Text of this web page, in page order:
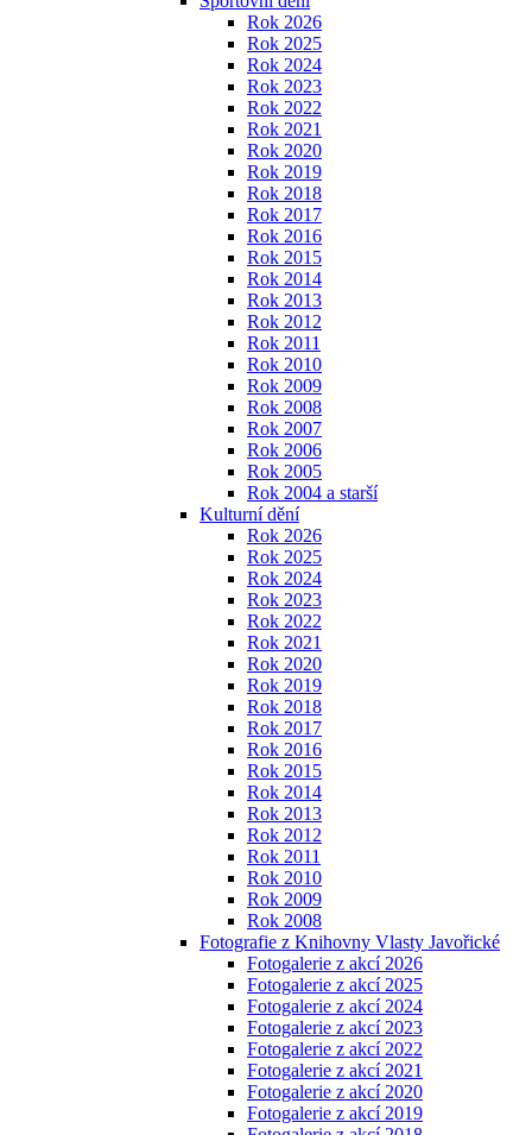
Rok 2026
Rok 2025
Rok 2024
Rok 2023
Rok 2022
Rok 2021
Rok 2020
Rok 2019
Rok 2018
Rok 2017
Rok 2016
Rok 2015
Rok 2014
Rok 2013
Rok 2012
Rok 2011
Rok 2010
Rok 2009
Rok 2008
Rok 2007
Rok 2006
Rok 2005
Rok 2004 a starší
Kulturní dění
Rok 2026
Rok 2025
Rok 2024
Rok 2023
Rok 2022
Rok 2021
Rok 2020
Rok 2019
Rok 2018
Rok 2017
Rok 2016
Rok 2015
Rok 2014
Rok 2013
Rok 2012
Rok 2011
Rok 2010
Rok 2009
Rok 2008
Fotografie z Knihovny Vlasty Javořické
Fotogalerie z akcí 2026
Fotogalerie z akcí 2025
Fotogalerie z akcí 2024
Fotogalerie z akcí 2023
Fotogalerie z akcí 2022
Fotogalerie z akcí 2021
Fotogalerie z akcí 2020
Fotogalerie z akcí 2019